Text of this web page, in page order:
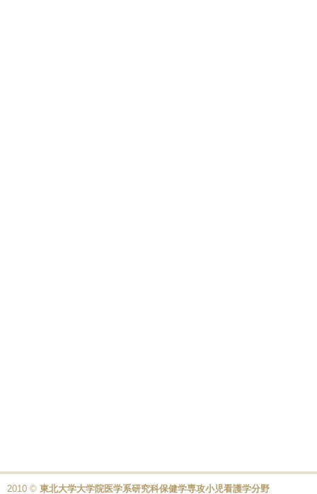
2010 © 東北大学大学院医学系研究科保健学専攻小児看護学分野